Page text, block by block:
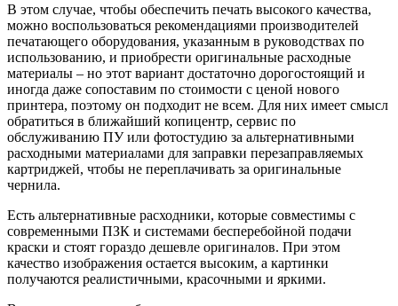
В этом случае, чтобы обеспечить печать высокого качества,
можно воспользоваться рекомендациями производителей
печатающего оборудования, указанным в руководствах по
использованию, и приобрести оригинальные расходные
материалы – но этот вариант достаточно дорогостоящий и
иногда даже сопоставим по стоимости с ценой нового
принтера, поэтому он подходит не всем. Для них имеет смысл
обратиться в ближайший копицентр, сервис по
обслуживанию ПУ или фотостудию за альтернативными
расходными материалами для заправки перезаправляемых
картриджей, чтобы не переплачивать за оригинальные
чернила.
Есть альтернативные расходники, которые совместимы с
современными ПЗК и системами бесперебойной подачи
краски и стоят гораздо дешевле оригиналов. При этом
качество изображения остается высоким, а картинки
получаются реалистичными, красочными и яркими.